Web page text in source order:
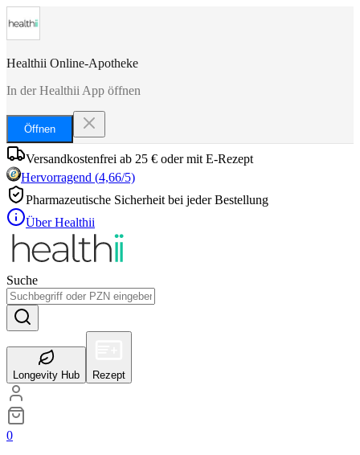
Healthii Online-Apotheke
In der Healthii App öffnen
Öffnen
Versandkostenfrei ab 25 € oder mit E-Rezept
Hervorragend (4,66/5)
Pharmazeutische Sicherheit bei jeder Bestellung
Über Healthii
Suche
Longevity Hub Rezept
0